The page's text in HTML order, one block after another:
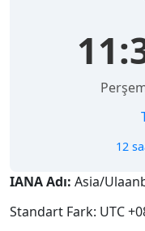
12
IANA Adı: Asia/
Standart Fark: UTC